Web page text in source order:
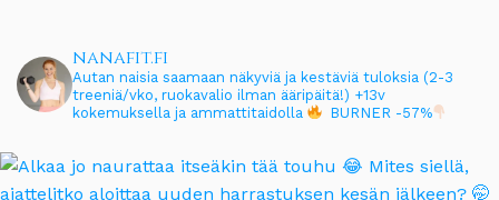
nanafit.fi
Autan naisia saamaan näkyviä ja kestäviä tuloksia (2-3
treeniä/vko, ruokavalio ilman ääripäitä!) +13v
kokemuksella ja ammattitaidolla
BURNER -57%